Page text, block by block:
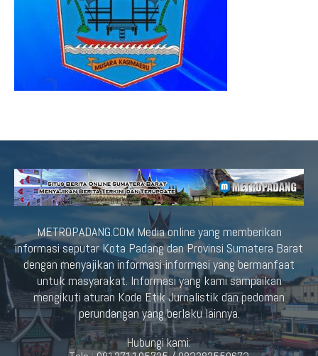
METROPADANG.COM Media online yang memberikan
informasi seputar Kota Padang dan Provinsi Sumatera Barat
dengan menyajikan informasi-informasi yang bermanfaat
untuk masyarakat. Informasi yang kami sampaikan
mengikuti aturan Kode Etik Jurnalistik dan pedoman
perundangan yang berlaku lainnya.
Hubungi kami: